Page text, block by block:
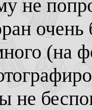
не
(на
не